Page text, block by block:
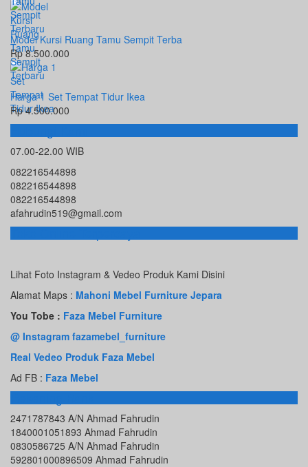
Model Kursi Ruang Tamu Sempit Terba
Rp 8.500.000
Harga 1 Set Tempat Tidur Ikea
Rp 4.500.000
Hubungi Kami
07.00-22.00 WIB
082216544898
082216544898
082216544898
afahrudin519@gmail.com
Toko Online Terpercaya
Lihat Foto Instagram & Vedeo Produk Kami Disini
Alamat Maps : Mahoni Mebel Furniture Jepara
You Tobe : Faza Mebel Furniture
@ Instagram fazamebel_furniture
Real Vedeo Produk Faza Mebel
Ad FB : Faza Mebel
Rekening Bank
2471787843 A/N Ahmad Fahrudin
1840001051893 Ahmad Fahrudin
0830586725 A/N Ahmad Fahrudin
592801000896509 Ahmad Fahrudin